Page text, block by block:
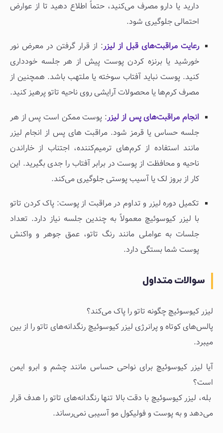
دارید یا دارو مصرف می‌کنید، حتماً اطلاع دهید تا از عوارض
احتمالی جلوگیری شود.
رعایت مراقبت‌های قبل از لیزر: از قرار گرفتن در معرض نور
خورشید یا برنزه کردن پوست پیش از هر جلسه خودداری
کنید. پوست نباید آفتاب‌ سوخته یا ملتهب باشد. همچنین از
مصرف کرم‌ها یا محصولات آرایشی روی ناحیه تاتو پرهیز کنید.
انجام مراقبت‌های پس از لیزر: پوست ممکن است پس از هر
جلسه حساس یا قرمز شود. مراقبت های پس از انجام لیزر
مانند استفاده از کرم‌های ترمیم‌کننده، اجتناب از خاراندن
ناحیه و محافظت از پوست در برابر آفتاب را جدی بگیرید. این
کار از بروز لک یا آسیب پوستی جلوگیری می‌کند.
تکمیل دوره لیزر و تداوم در مراقبت از پوست: پاک کردن تاتو
با لیزر کیوسوئیچ معمولاً به چندین جلسه نیاز دارد. تعداد
جلسات به عواملی مانند رنگ تاتو، عمق جوهر و واکنش
پوست شما بستگی دارد.
سوالات متداول
لیزر کیوسوئیچ چگونه تاتو را پاک می‌کند؟
پالس‌های کوتاه و پرانرژی لیزر کیوسوئیچ رنگدانه‌های تاتو را از بین
میبرد.
آیا لیزر کیوسوئیچ برای نواحی حساس مانند چشم و ابرو ایمن
است؟
بله، لیزر کیوسوئیچ با دقت بالا تنها رنگدانه‌های تاتو را هدف قرار
می‌دهد و به پوست و فولیکول مو آسیبی نمی‌رساند.